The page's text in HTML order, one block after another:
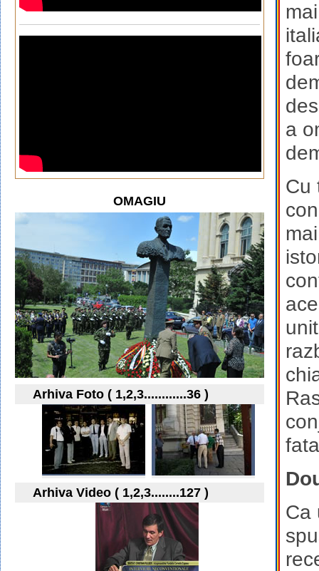
a
Cu
Ca
OMAGIU
Arhiva Foto ( 1,2,3............36 )
Arhiva Video ( 1,2,3........127 )